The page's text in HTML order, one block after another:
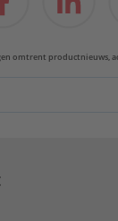
omtrent productnieuws,